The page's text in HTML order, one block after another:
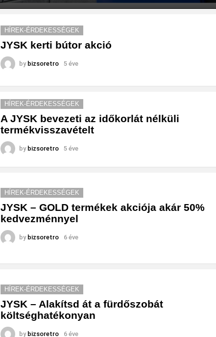
HÍREK-ÉRDEKESSÉGEK
JYSK kerti bútor akció
by bizsoretro 5 éve
HÍREK-ÉRDEKESSÉGEK
A JYSK bevezeti az időkorlát nélküli
termékvisszavételt
by bizsoretro 5 éve
HÍREK-ÉRDEKESSÉGEK
JYSK – GOLD termékek akciója akár 50%
kedvezménnyel
by bizsoretro 6 éve
HÍREK-ÉRDEKESSÉGEK
JYSK – Alakítsd át a fürdőszobát
költséghatékonyan
by bizsoretro 6 éve